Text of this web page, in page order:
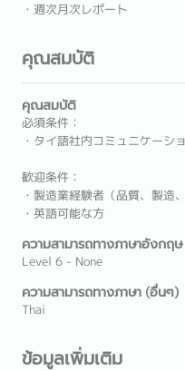
・週次月次レポート
คุณสมบัติ
คุณสมบัติ
必須条件：
・タイ語社内コミュニケーシ
歓迎条件：
・製造業経験者（品質、製造
・英語可能な方
ความสามารถทางภาษาอังกฤษ
Level 6 - None
ความสามารถทางภาษา (อื่นๆ)
Thai
ข้อมูลเพิ่มเติม